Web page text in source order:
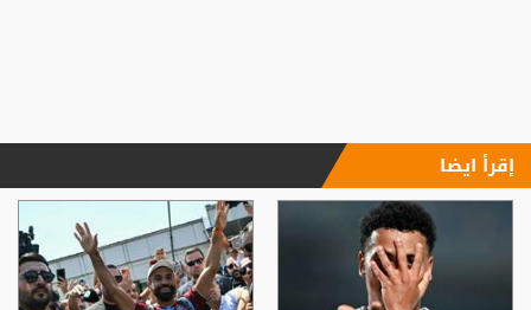
إقرأ ايضا